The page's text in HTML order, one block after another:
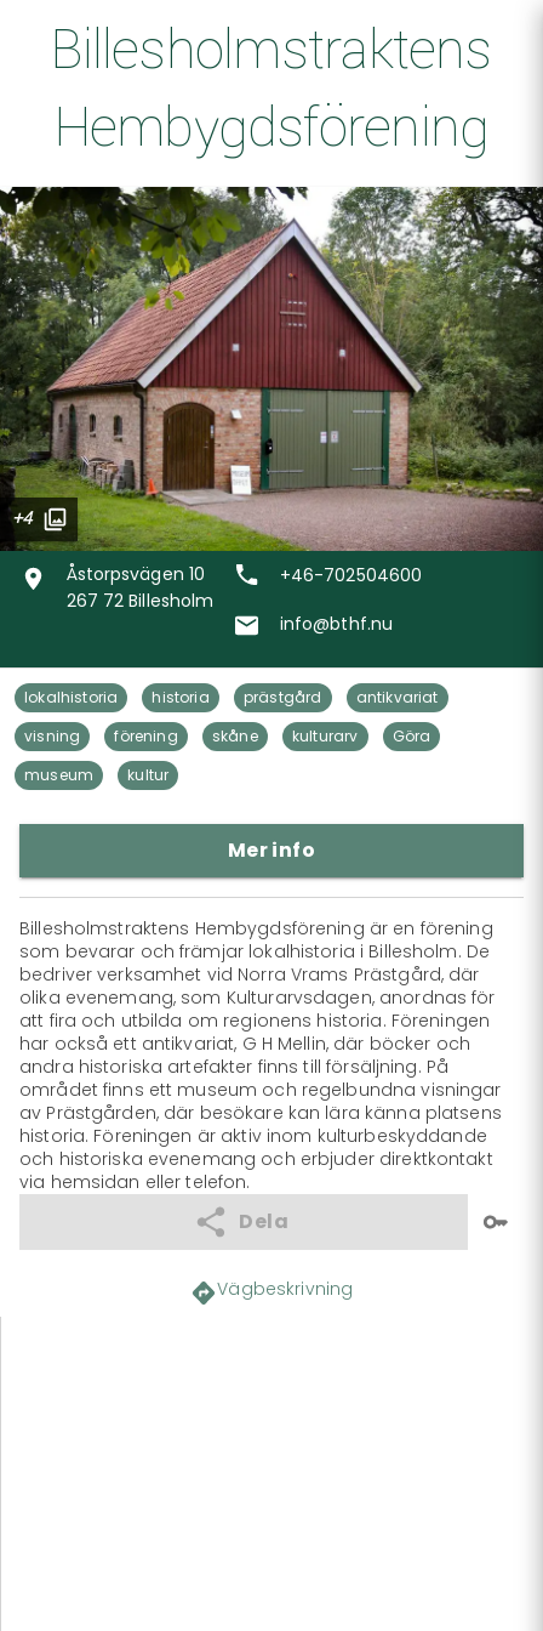
Billesholmstraktens
Hembygdsförening
+4
Åstorpsvägen 10
267 72 Billesholm
+46-702504600
info@bthf.nu
lokalhistoria historia prästgård
antikvariat
visning
förening skåne kulturarv
Göra
museum
kultur
Mer info
Billesholmstraktens Hembygdsförening är en förening
som bevarar och främjar lokalhistoria i Billesholm. De
bedriver verksamhet vid Norra Vrams Prästgård, där
olika evenemang, som Kulturarvsdagen, anordnas för
att fira och utbilda om regionens historia. Föreningen
har också ett antikvariat, G H Mellin, där böcker och
andra historiska artefakter finns till försäljning. På
området finns ett museum och regelbundna visningar
av Prästgården, där besökare kan lära känna platsens
historia. Föreningen är aktiv inom kulturbeskyddande
och historiska evenemang och erbjuder direktkontakt
via hemsidan eller telefon.
Dela
Vägbeskrivning